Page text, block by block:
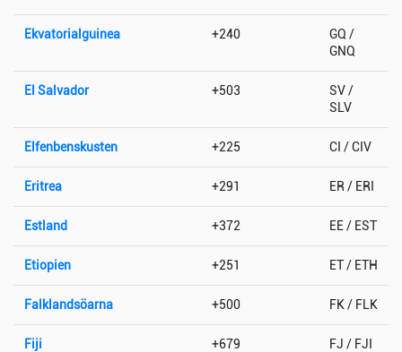
Ekvatorialguinea +240
GQ /
GNQ
El Salvador +503
SV /
SLV
Elfenbenskusten +225 CI / CIV
Eritrea +291 ER / ERI
Estland +372 EE / EST
Etiopien +251 ET / ETH
Falklandsöarna +500 FK / FLK
Fiji +679 FJ / FJI